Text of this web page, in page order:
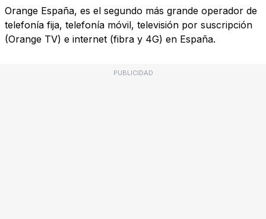
Orange España, es el segundo más grande operador de
telefonía fija, telefonía móvil, televisión por suscripción
(Orange TV) e internet (fibra y 4G) en España.
PUBLICIDAD